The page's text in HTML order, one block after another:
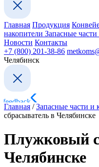
Главная Продукция
накопители Запасные
Новости Контакты
+7 (800) 201-38-86
Челябинск
Главная /Запасные части
сбрасыватель в Челябинске
Плужковый
Челябинске